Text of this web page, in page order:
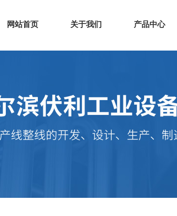
网站首页 关于我们 产品中心